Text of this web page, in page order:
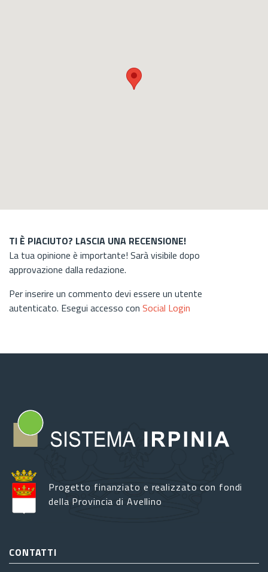
TI È PIACIUTO? LASCIA UNA RECENSIONE!
La tua opinione è importante! Sarà visibile dopo
approvazione dalla redazione.
Per inserire un commento devi essere un utente
autenticato. Esegui accesso con Social Login
Progetto finanziato e realizzato con fondi
della Provincia di Avellino
CONTATTI